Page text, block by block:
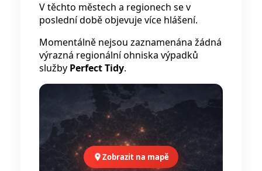
V těchto městech a regionech se v
poslední době objevuje více hlášení.
Momentálně nejsou zaznamenána žádná
výrazná regionální ohniska výpadků
služby Perfect Tidy.
Zobrazit na mapě